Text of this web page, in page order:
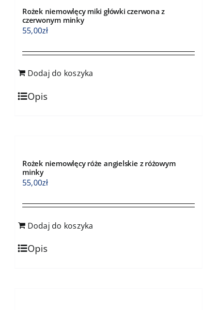
Rożek niemowlęcy miki główki czerwona z
czerwonym minky
55,00zł
Dodaj do koszyka
Opis
Rożek niemowlęcy róże angielskie z różowym
minky
55,00zł
Dodaj do koszyka
Opis